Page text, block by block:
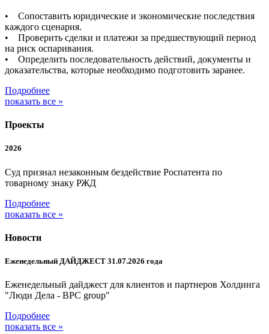
• Сопоставить юридические и экономические последствия
каждого сценария.
• Проверить сделки и платежи за предшествующий период
на риск оспаривания.
• Определить последовательность действий, документы и
доказательства, которые необходимо подготовить заранее.
Подробнее
показать все »
Проекты
2026
Суд признал незаконным бездействие Роспатента по
товарному знаку РЖД
Подробнее
показать все »
Новости
Еженедельный ДАЙДЖЕСТ 31.07.2026 года
Еженедельный дайджест для клиентов и партнеров Холдинга
"Люди Дела - BPC group"
Подробнее
показать все »